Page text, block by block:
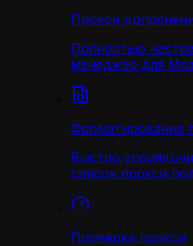
Прокси
Полностью
менеджер для
Форматирование
Быстро
список прокси
Проверка прокси